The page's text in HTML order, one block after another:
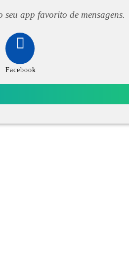
app favorito de mensagens.
Facebook